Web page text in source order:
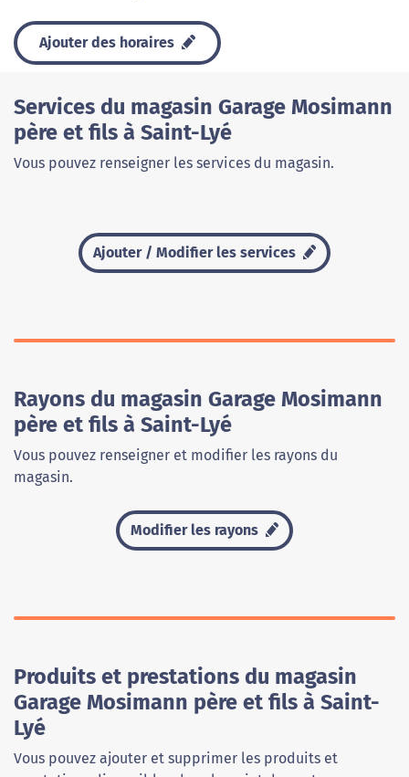
Ajouter des horaires
Services du magasin Garage Mosimann
père et fils à Saint-Lyé
Vous pouvez renseigner les services du magasin.
Ajouter / Modifier les services
Rayons du magasin Garage Mosimann
père et fils à Saint-Lyé
Vous pouvez renseigner et modifier les rayons du
magasin.
Modifier les rayons
Produits et prestations du magasin
Garage Mosimann père et fils à Saint-
Lyé
Vous pouvez ajouter et supprimer les produits et